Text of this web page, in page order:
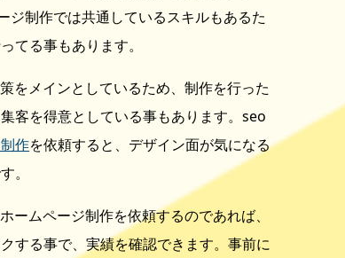
ジ制作では共通しているスキルもあるた
てる事もあります。
をメインとしているため、制作を行った
客を得意としている事もあります。seo
作を依頼すると、デザイン面が気になる
。
ームページ制作を依頼するのであれば、
する事で、実績を確認できます。事前に